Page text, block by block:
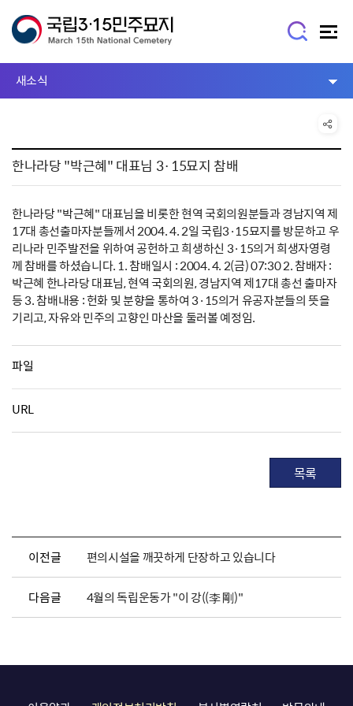
새소식
한나라당 "박근혜" 대표님 3·15묘지 참배
한나라당 "박근혜" 대표님을 비롯한 현역 국회의원분들과 경남지역 제
17대 총선출마자분들께서 2004. 4. 2일 국립3·15묘지를 방문하고 우
리나라 민주발전을 위하여 공헌하고 희생하신 3·15의거 희생자영령
께 참배를 하셨습니다. 1. 참배일시 : 2004. 4. 2(금) 07:30 2. 참배자 :
박근혜 한나라당 대표님, 현역 국회의원, 경남지역 제17대 총선 출마자
등 3. 참배내용 : 헌화 및 분향을 통하여 3·15의거 유공자분들의 뜻을
기리고, 자유와 민주의 고향인 마산을 둘러볼 예정임.
파일
URL
목록
이전글 편의시설을 깨끗하게 단장하고 있습니다
다음글 4월의 독립운동가 "이 강((李 剛)"